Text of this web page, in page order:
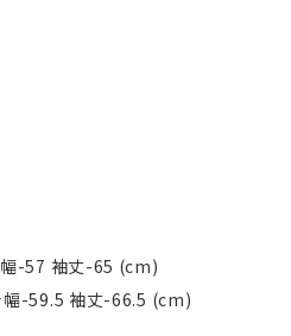
幅-57 袖丈-65 (cm)
幅-59.5 袖丈-66.5 (cm)